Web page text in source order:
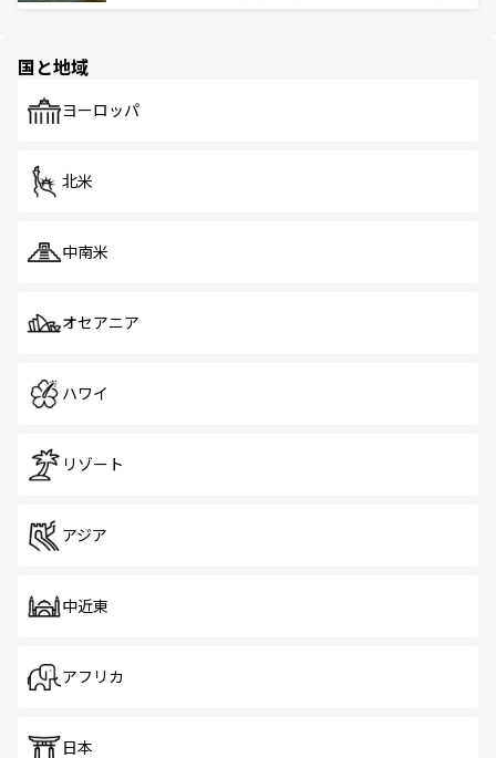
で、ホーカーズは地元の風情を楽しめる外せないスポット
国と地域
ヨーロッパ
北米
中南米
オセアニア
ハワイ
リゾート
アジア
中近東
アフリカ
日本